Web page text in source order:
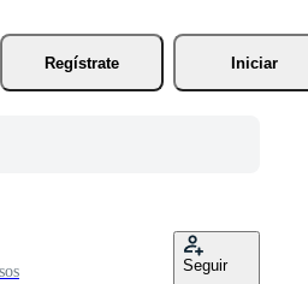
Regístrate
Iniciar
Seguir